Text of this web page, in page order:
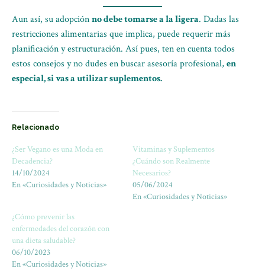
Aun así, su adopciónno debe tomarse a la ligera. Dadas las
restricciones alimentarias que implica, puede requerir más
planificación y estructuración. Así pues, ten en cuenta todos
estos consejos y no dudes en buscar asesoría profesional, en
especial, si vas a utilizar suplementos.
Relacionado
¿Ser Vegano es una Moda en
Decadencia?
14/10/2024
En «Curiosidades y Noticias»
Vitaminas y Suplementos
¿Cuándo son Realmente
Necesarios?
05/06/2024
En «Curiosidades y Noticias»
¿Cómo prevenir las
enfermedades del corazón con
una dieta saludable?
06/10/2023
En «Curiosidades y Noticias»